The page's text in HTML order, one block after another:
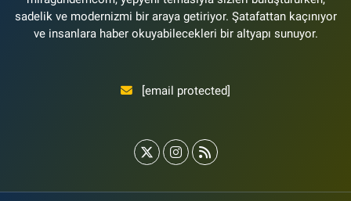
sadelik ve modernizmi bir araya getiriyor. Şatafattan kaçınıyor
ve insanlara haber okuyabilecekleri bir altyapı sunuyor.
[email protected]